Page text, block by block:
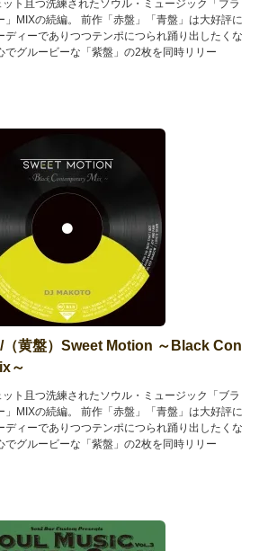
ト且つ洗練されたソウル・ミュージック「ブラ
」MIXの続編。 前作「赤盤」「青盤」は大好評に
ディーでありつつテンポにつられ踊り出したくな
でグルービーな「紫盤」の2枚を同時リリー
（黄盤）Sweet Motion ～Black Con
～
ト且つ洗練されたソウル・ミュージック「ブラ
」MIXの続編。 前作「赤盤」「青盤」は大好評に
ディーでありつつテンポにつられ踊り出したくな
でグルービーな「紫盤」の2枚を同時リリー